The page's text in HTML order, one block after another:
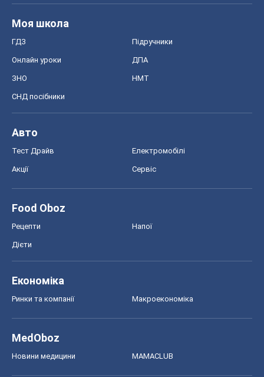
Моя школа
ГДЗ Підручники
Онлайн уроки ДПА
ЗНО НМТ
СНД посібники
Авто
Тест Драйв Електромобілі
Акції Сервіс
Food Oboz
Рецепти Напої
Дієти
Економіка
Ринки та компанії Макроекономіка
MedOboz
Новини медицини MAMACLUB